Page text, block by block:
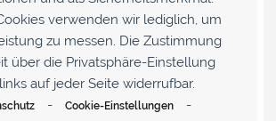
verwenden wir lediglich, um
zu messen. Die Zustimmung
über die Privatsphäre-Einstellung
auf jeder Seite widerrufbar.
- Cookie-Einstellungen -